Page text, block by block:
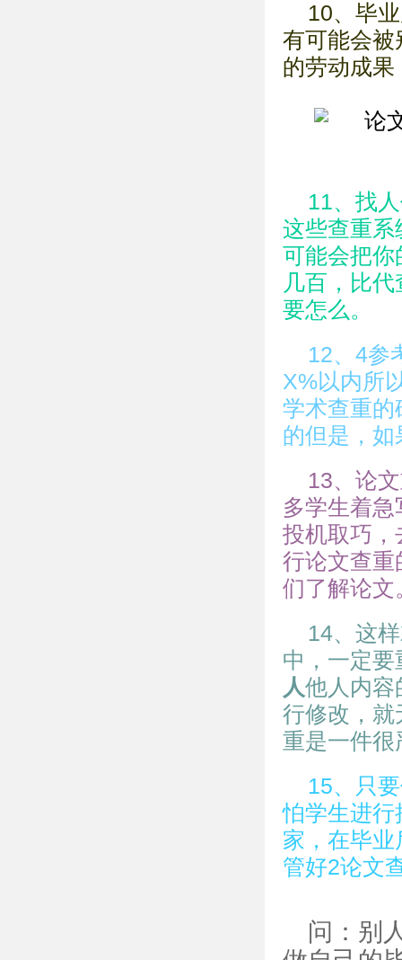
10、毕
有可能会被
的劳动成
11、找
这些查重系
可能会把你
几百，比
要怎么。
12、4参
X%以内所
学术查重的
的但是，
13、论
多学生着
投机取巧，
行论文查重
们了解论文
14、这
中，一定
人他人内容
行修改，就
重是一件很
15、只
怕学生进行
家，在毕
管好2论文
问：别